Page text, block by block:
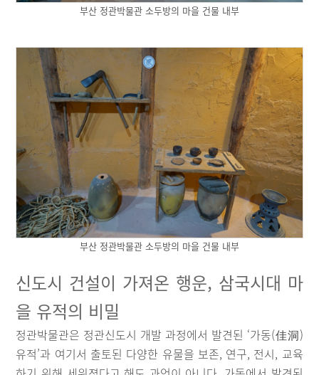
부산 정관박물관 소두방의 마을 건물 내부
부산 정관박물관 소두방의 마을 건물 내부
신도시 건설이 가져온 행운, 삼국시대 마
을 유적의 비밀
정관박물관은 정관신도시 개발 과정에서 발견된 ‘가동(佳洞)
유적’과 여기서 출토된 다양한 유물을 보존, 연구, 전시, 교육